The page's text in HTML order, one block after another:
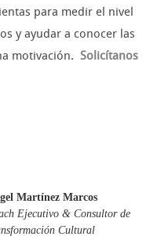
para medir el nivel
y ayudar a conocer las
motivación. Solicítanos
Martínez Marcos
Ejecutivo & Consultor de
Cultural